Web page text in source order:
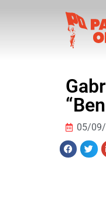
05/